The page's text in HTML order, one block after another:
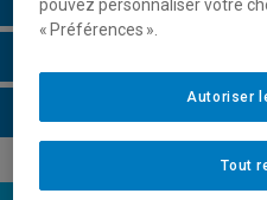
pouvez personnaliser votre
« Préférences ».
Tout
Autoriser